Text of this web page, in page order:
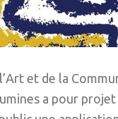
et de la
a pour